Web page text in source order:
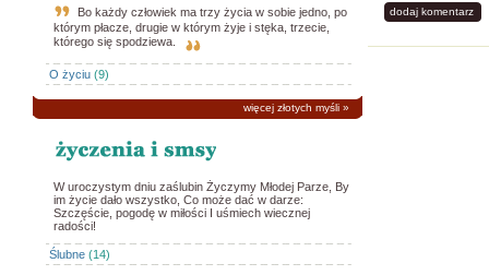
Bo każdy człowiek ma trzy życia w sobie jedno, po
którym płacze, drugie w którym żyje i stęka, trzecie,
którego się spodziewa.
O życiu (9)
więcej złotych myśli »
W uroczystym dniu zaślubin Życzymy Młodej Parze, By
im życie dało wszystko, Co może dać w darze:
Szczęście, pogodę w miłości I uśmiech wiecznej
radości!
Ślubne (14)
dodaj komentarz